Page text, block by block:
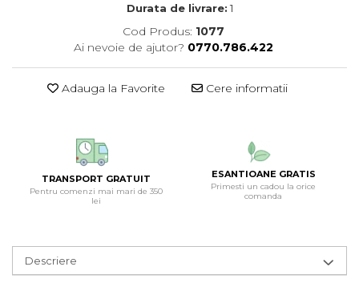
Durata de livrare: 1
Cod Produs: 1077
Ai nevoie de ajutor? 0770.786.422
Adauga la Favorite Cere informatii
TRANSPORT GRATUIT
Pentru comenzi mai mari de 350
lei
ESANTIOANE GRATIS
Primesti un cadou la orice
comanda
Descriere